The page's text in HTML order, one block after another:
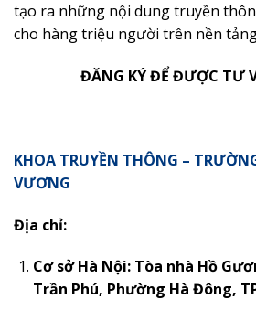
tạo ra những nội dung truyền
cho hàng triệu người trên nền
ĐĂNG KÝ ĐỂ ĐƯỢC TƯ
KHOA TRUYỀN THÔNG –
VƯƠNG
Địa chỉ:
Cơ sở Hà Nội: Tòa nhà Hồ
Trần Phú, Phường Hà Đông,